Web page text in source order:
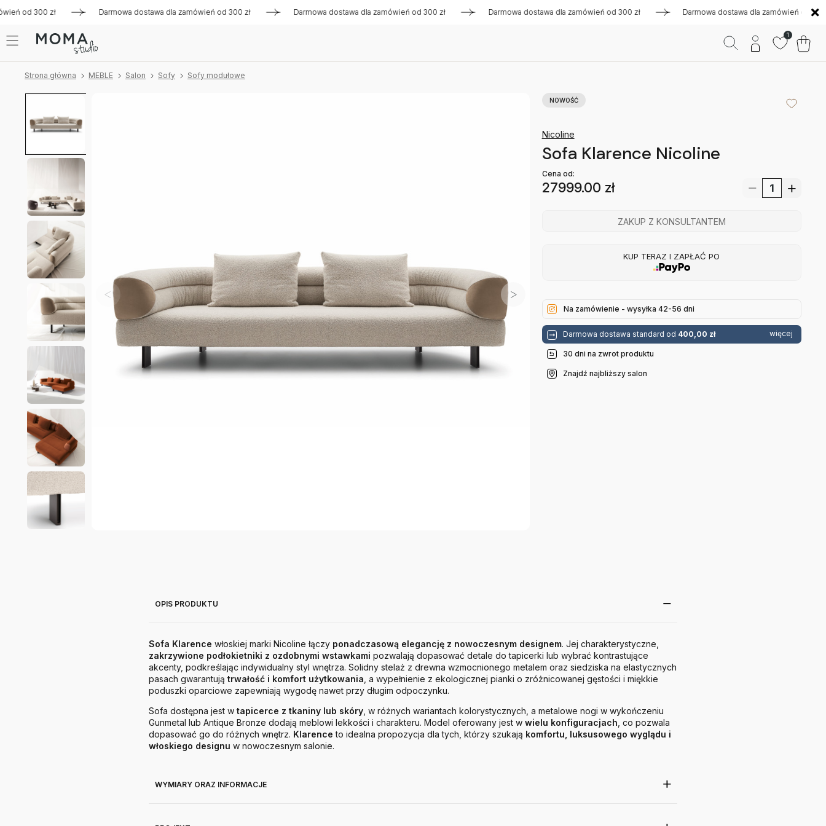
od 300 zł Darmowa dostawa dla zamówień od 300 zł Darmowa dostawa dla zamówień od 300 zł Darmowa dostawa dla zamówień od 300 zł Darmowa dostawa dla zamówień od 300 zł
1
Strona główna MEBLE Salon Sofy Sofy modułowe
NOWOŚĆ
Nicoline
Sofa Klarence Nicoline
Cena od:
27999.00 zł
ZAKUP Z KONSULTANTEM
KUP TERAZ I ZAPŁAĆ PO
Na zamówienie - wysyłka 42-56 dni
Darmowa dostawa standard od 400,00 zł więcej
30 dni na zwrot produktu
Znajdź najbliższy salon
OPIS PRODUKTU
Sofa Klarence włoskiej marki Nicoline łączy ponadczasową elegancję z nowoczesnym designem. Jej charakterystyczne,
zakrzywione podłokietniki z ozdobnymi wstawkami pozwalają dopasować detale do tapicerki lub wybrać kontrastujące
akcenty, podkreślając indywidualny styl wnętrza. Solidny stelaż z drewna wzmocnionego metalem oraz siedziska na elastycznych
pasach gwarantują trwałość i komfort użytkowania , a wypełnienie z ekologicznej pianki o zróżnicowanej gęstości i miękkie
poduszki oparciowe zapewniają wygodę nawet przy długim odpoczynku.
Sofa dostępna jest w tapicerce z tkaniny lub skóry , w różnych wariantach kolorystycznych, a metalowe nogi w wykończeniu
Gunmetal lub Antique Bronze dodają meblowi lekkości i charakteru. Model oferowany jest w wielu konfiguracjach , co pozwala
dopasować go do różnych wnętrz. Klarence to idealna propozycja dla tych, którzy szukają komfortu, luksusowego wyglądu i
włoskiego designu w nowoczesnym salonie.
WYMIARY ORAZ INFORMACJE